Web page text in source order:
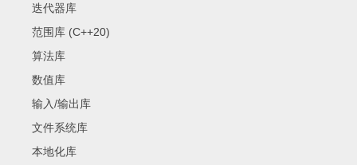
迭代器库
范围库 (C++20)
算法库
数值库
输入/输出库
文件系统库
本地化库